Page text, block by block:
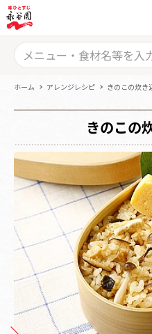
ホーム アレンジレシピ きのこの炊き
きのこの